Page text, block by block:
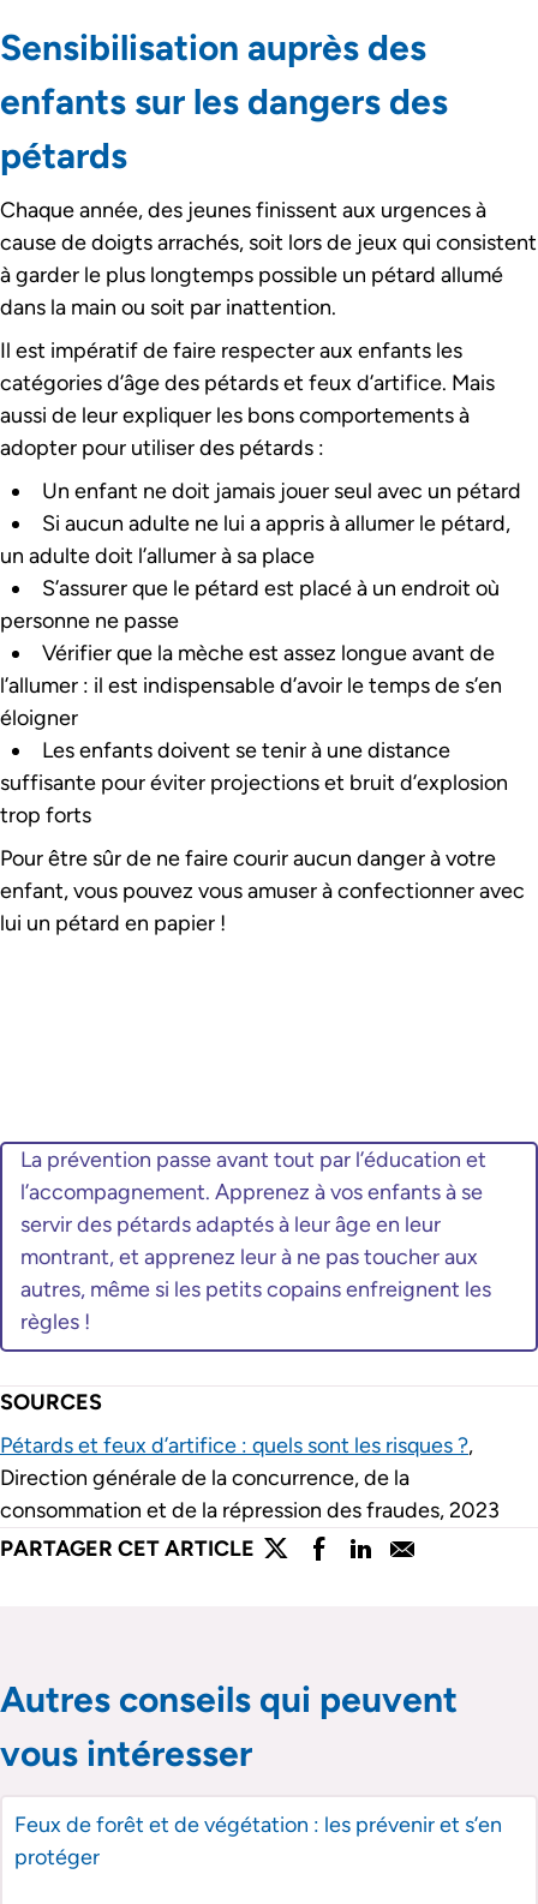
Sensibilisation auprès des
enfants sur les dangers des
pétards
Chaque année, des jeunes finissent aux urgences à
cause de doigts arrachés, soit lors de jeux qui consistent
à garder le plus longtemps possible un pétard allumé
dans la main ou soit par inattention.
Il est impératif de faire respecter aux enfants les
catégories d’âge des pétards et feux d’artifice. Mais
aussi de leur expliquer les bons comportements à
adopter pour utiliser des pétards :
Un enfant ne doit jamais jouer seul avec un pétard
Si aucun adulte ne lui a appris à allumer le pétard,
un adulte doit l’allumer à sa place
S’assurer que le pétard est placé à un endroit où
personne ne passe
Vérifier que la mèche est assez longue avant de
l’allumer : il est indispensable d’avoir le temps de s’en
éloigner
Les enfants doivent se tenir à une distance
suffisante pour éviter projections et bruit d’explosion
trop forts
Pour être sûr de ne faire courir aucun danger à votre
enfant, vous pouvez vous amuser à confectionner avec
lui un pétard en papier !
La prévention passe avant tout par l’éducation et
l’accompagnement. Apprenez à vos enfants à se
servir des pétards adaptés à leur âge en leur
montrant, et apprenez leur à ne pas toucher aux
autres, même si les petits copains enfreignent les
règles !
SOURCES
Pétards et feux d’artifice : quels sont les risques ?,
Direction générale de la concurrence, de la
consommation et de la répression des fraudes, 2023
PARTAGER CET ARTICLE
Partager l'article sur twitter
lien externe
Partager l'article sur facebook
lien externe
Partager l'article sur
lien externe
Partager l'article
lien externe
Autres conseils qui peuvent
vous intéresser
Feux de forêt et de végétation : les prévenir et s’en
protéger